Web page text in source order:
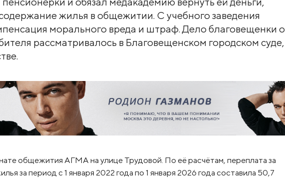
жилья в общежитии. С учебного заведения
морального вреда и штраф. Дело благовещенки о
рассматривалось в Благовещенском городском суде,
общежития АГМА на улице Трудовой. По её расчётам, переплата за
за период с 1 января 2022 года по 1 января 2026 года составила 50,7